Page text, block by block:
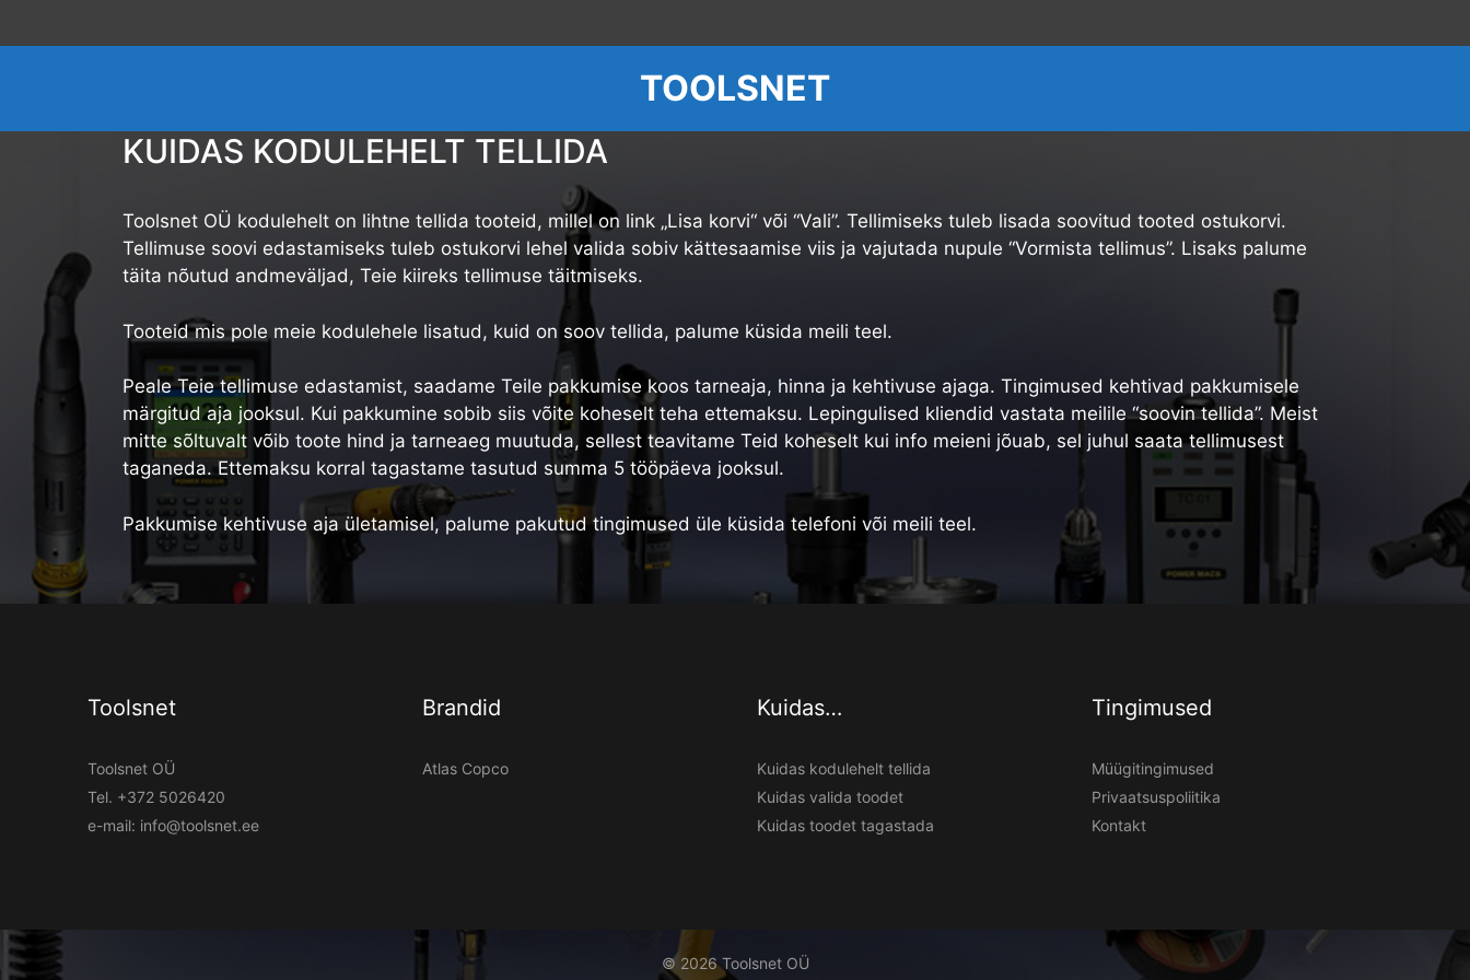
TOOLSNET
KUIDAS KODULEHELT TELLIDA
Toolsnet OÜ kodulehelt on lihtne tellida tooteid, millel on link „Lisa korvi“ või “Vali”. Tellimiseks tuleb lisada soovitud tooted ostukorvi.
Tellimuse soovi edastamiseks tuleb ostukorvi lehel valida sobiv kättesaamise viis ja vajutada nupule “Vormista tellimus”. Lisaks palume
täita nõutud andmeväljad, Teie kiireks tellimuse täitmiseks.
Tooteid mis pole meie kodulehele lisatud, kuid on soov tellida, palume küsida meili teel.
Peale Teie tellimuse edastamist, saadame Teile pakkumise koos tarneaja, hinna ja kehtivuse ajaga. Tingimused kehtivad pakkumisele
märgitud aja jooksul. Kui pakkumine sobib siis võite koheselt teha ettemaksu. Lepingulised kliendid vastata meilile “soovin tellida”. Meist
mitte sõltuvalt võib toote hind ja tarneaeg muutuda, sellest teavitame Teid koheselt kui info meieni jõuab, sel juhul saata tellimusest
taganeda. Ettemaksu korral tagastame tasutud summa 5 tööpäeva jooksul.
Pakkumise kehtivuse aja ületamisel, palume pakutud tingimused üle küsida telefoni või meili teel.
Toolsnet
Toolsnet OÜ
Tel. +372 5026420
e-mail: info@toolsnet.ee
Brandid
Atlas Copco
Kuidas…
Kuidas kodulehelt tellida
Kuidas valida toodet
Kuidas toodet tagastada
Tingimused
Müügitingimused
Privaatsuspoliitika
Kontakt
© 2026 Toolsnet OÜ